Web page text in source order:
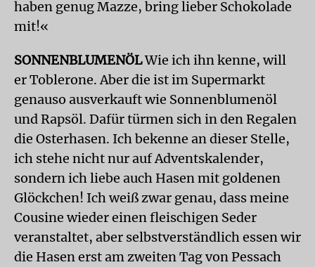
haben genug Mazze, bring lieber Schokolade
mit!«
SONNENBLUMENÖLWie ich ihn kenne, will
er Toblerone. Aber die ist im Supermarkt
genauso ausverkauft wie Sonnenblumenöl
und Rapsöl. Dafür türmen sich in den Regalen
die Osterhasen. Ich bekenne an dieser Stelle,
ich stehe nicht nur auf Adventskalender,
sondern ich liebe auch Hasen mit goldenen
Glöckchen! Ich weiß zwar genau, dass meine
Cousine wieder einen fleischigen Seder
veranstaltet, aber selbstverständlich essen wir
die Hasen erst am zweiten Tag von Pessach